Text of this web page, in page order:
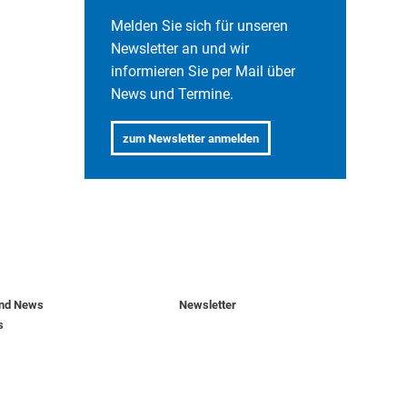
Melden Sie sich für unseren
Newsletter an und wir
informieren Sie per Mail über
News und Termine.
zum Newsletter anmelden
News
Newsletter